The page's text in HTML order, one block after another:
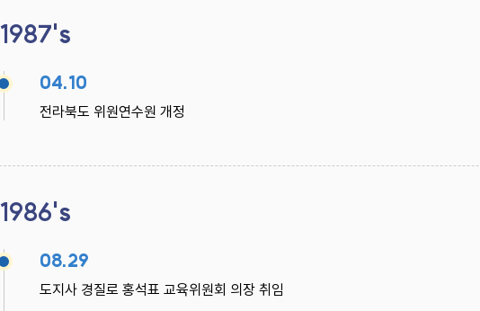
1987's
04.10
전라북도 위원연수원 개정
1986's
08.29
도지사 경질로 홍석표 교육위원회 의장 취임